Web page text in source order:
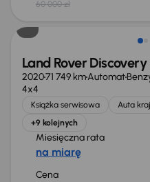
60 000 zł
Możliwość odliczenia VAT
Land Rover
202071 749 kmAutomat
4x4
Książka serwisowa Auta
+9 kolejnych
Miesięczna rata
na miarę
Cena